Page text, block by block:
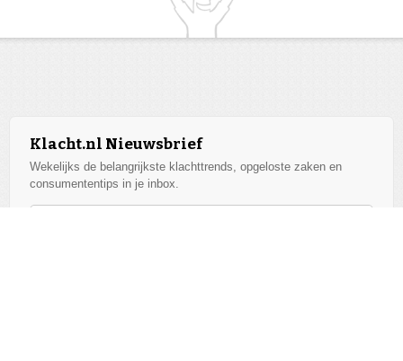
Klacht.nl Nieuwsbrief
Wekelijks de belangrijkste klachttrends, opgeloste zaken en
consumententips in je inbox.